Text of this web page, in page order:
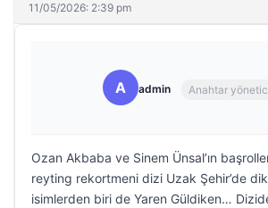
11/05/2026: 2:39 pm
A admin Anahtar
Ozan Akbaba ve Sinem Ünsal’ın
reyting rekortmeni dizi Uzak Şehir’de
isimlerden biri de Yaren Güldiken…